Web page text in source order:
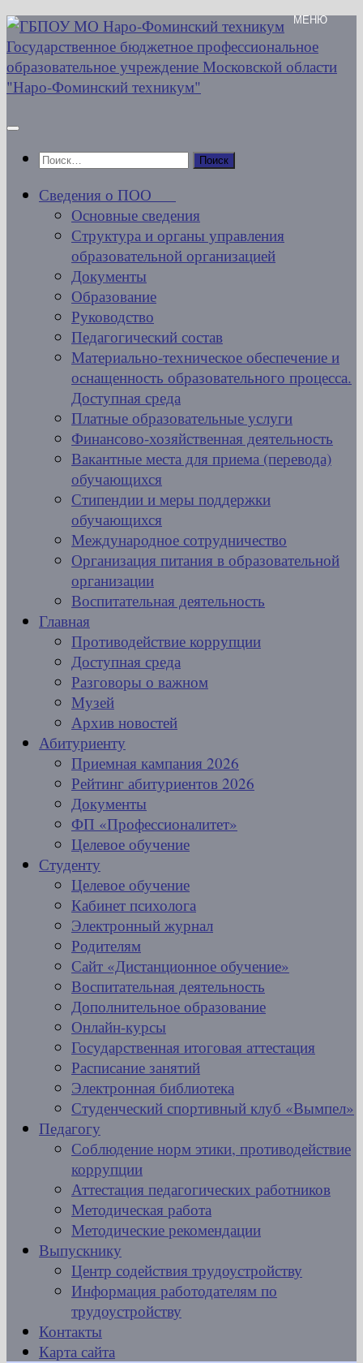
Перейти
к
содержимому
Найти:
Сведения о ПОО
Основные сведения
Структура и органы управления
образовательной организацией
Документы
Образование
Руководство
Педагогический состав
Материально-техническое обеспечение и
оснащенность образовательного процесса.
Доступная среда
Платные образовательные услуги
Финансово-хозяйственная деятельность
Вакантные места для приема (перевода)
обучающихся
Стипендии и меры поддержки
обучающихся
Международное сотрудничество
Организация питания в образовательной
организации
Воспитательная деятельность
Главная
Противодействие коррупции
Доступная среда
Разговоры о важном
Музей
Архив новостей
Абитуриенту
Приемная кампания 2026
Рейтинг абитуриентов 2026
Документы
ФП «Профессионалитет»
Целевое обучение
Студенту
Целевое обучение
Кабинет психолога
Электронный журнал
Родителям
Сайт «Дистанционное обучение»
Воспитательная деятельность
Дополнительное образование
Онлайн-курсы
Государственная итоговая аттестация
Расписание занятий
Электронная библиотека
Студенческий спортивный клуб «Вымпел»
Педагогу
Соблюдение норм этики, противодействие
коррупции
Аттестация педагогических работников
Методическая работа
Методические рекомендации
Выпускнику
Центр содействия трудоустройству
Информация работодателям по
трудоустройству
Контакты
Карта сайта